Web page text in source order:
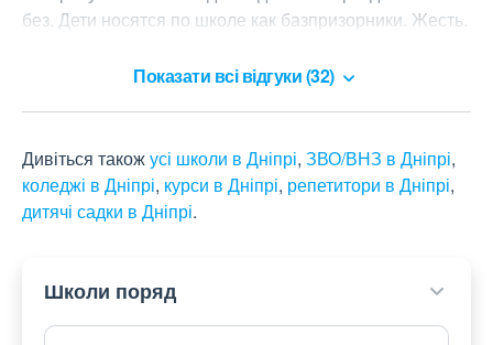
без. Дети носятся по школе как базпризорники. Жесть.
Показати всі відгуки (32)
Дивіться такожусі школи в Дніпрі, ЗВО/ВНЗ в Дніпрі,
коледжі в Дніпрі, курси в Дніпрі, репетитори в Дніпрі,
дитячі садки в Дніпрі.
Школи поряд